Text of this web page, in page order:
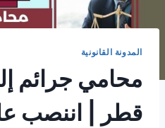
المدونة القانونية
محامي جرائم
قطر | اننصب